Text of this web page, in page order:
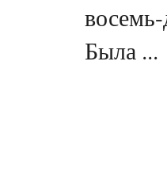
восемь-
Была ...